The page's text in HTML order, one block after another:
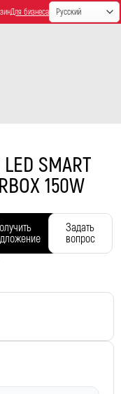
Для бизнеса
SMART
150W
Задать
вопрос